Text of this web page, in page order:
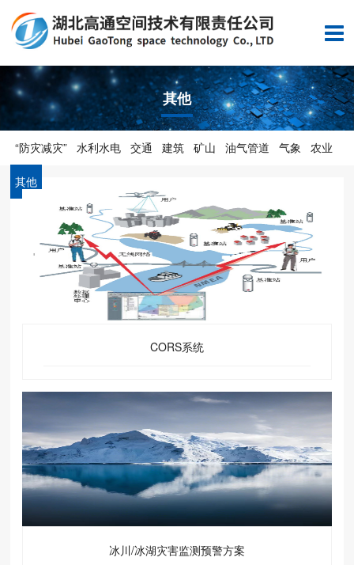
其他
“防灾减灾” 水利水电 交通 建筑 矿山 油气管道 气象 农业
其他
CORS系统
冰川/冰湖灾害监测预警方案